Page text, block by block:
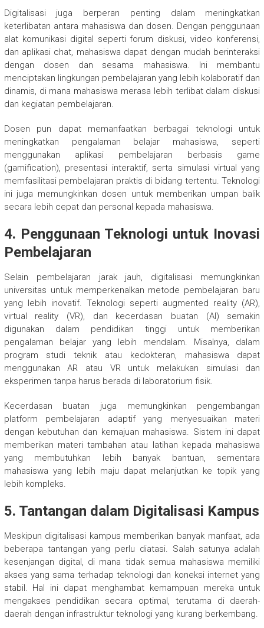
Digitalisasi juga berperan penting dalam meningkatkan
keterlibatan antara mahasiswa dan dosen. Dengan penggunaan
alat komunikasi digital seperti forum diskusi, video konferensi,
dan aplikasi chat, mahasiswa dapat dengan mudah berinteraksi
dengan dosen dan sesama mahasiswa. Ini membantu
menciptakan lingkungan pembelajaran yang lebih kolaboratif dan
dinamis, di mana mahasiswa merasa lebih terlibat dalam diskusi
dan kegiatan pembelajaran.
Dosen pun dapat memanfaatkan berbagai teknologi untuk
meningkatkan pengalaman belajar mahasiswa, seperti
menggunakan aplikasi pembelajaran berbasis game
(gamification), presentasi interaktif, serta simulasi virtual yang
memfasilitasi pembelajaran praktis di bidang tertentu. Teknologi
ini juga memungkinkan dosen untuk memberikan umpan balik
secara lebih cepat dan personal kepada mahasiswa.
4. Penggunaan Teknologi untuk Inovasi
Pembelajaran
Selain pembelajaran jarak jauh, digitalisasi memungkinkan
universitas untuk memperkenalkan metode pembelajaran baru
yang lebih inovatif. Teknologi seperti augmented reality (AR),
virtual reality (VR), dan kecerdasan buatan (AI) semakin
digunakan dalam pendidikan tinggi untuk memberikan
pengalaman belajar yang lebih mendalam. Misalnya, dalam
program studi teknik atau kedokteran, mahasiswa dapat
menggunakan AR atau VR untuk melakukan simulasi dan
eksperimen tanpa harus berada di laboratorium fisik.
Kecerdasan buatan juga memungkinkan pengembangan
platform pembelajaran adaptif yang menyesuaikan materi
dengan kebutuhan dan kemajuan mahasiswa. Sistem ini dapat
memberikan materi tambahan atau latihan kepada mahasiswa
yang membutuhkan lebih banyak bantuan, sementara
mahasiswa yang lebih maju dapat melanjutkan ke topik yang
lebih kompleks.
5. Tantangan dalam Digitalisasi Kampus
Meskipun digitalisasi kampus memberikan banyak manfaat, ada
beberapa tantangan yang perlu diatasi. Salah satunya adalah
kesenjangan digital, di mana tidak semua mahasiswa memiliki
akses yang sama terhadap teknologi dan koneksi internet yang
stabil. Hal ini dapat menghambat kemampuan mereka untuk
mengakses pendidikan secara optimal, terutama di daerah-
daerah dengan infrastruktur teknologi yang kurang berkembang.